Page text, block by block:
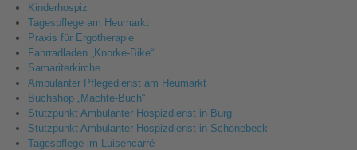
Kinderhospiz
Tagespflege am Heumarkt
Praxis für Ergotherapie
Fahrradladen „Knorke-Bike“
Samariterkirche
Ambulanter Pflegedienst am Heumarkt
Buchshop „Machte-Buch“
Stützpunkt Ambulanter Hospizdienst in Burg
Stützpunkt Ambulanter Hospizdienst in Schönebeck
Tagespflege im Luisencarré